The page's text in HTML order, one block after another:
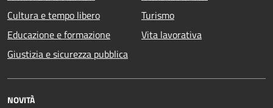
Cultura e tempo libero
Educazione e formazione
Giustizia e sicurezza pubblica
Turismo
Vita lavorativa
NOVITÀ